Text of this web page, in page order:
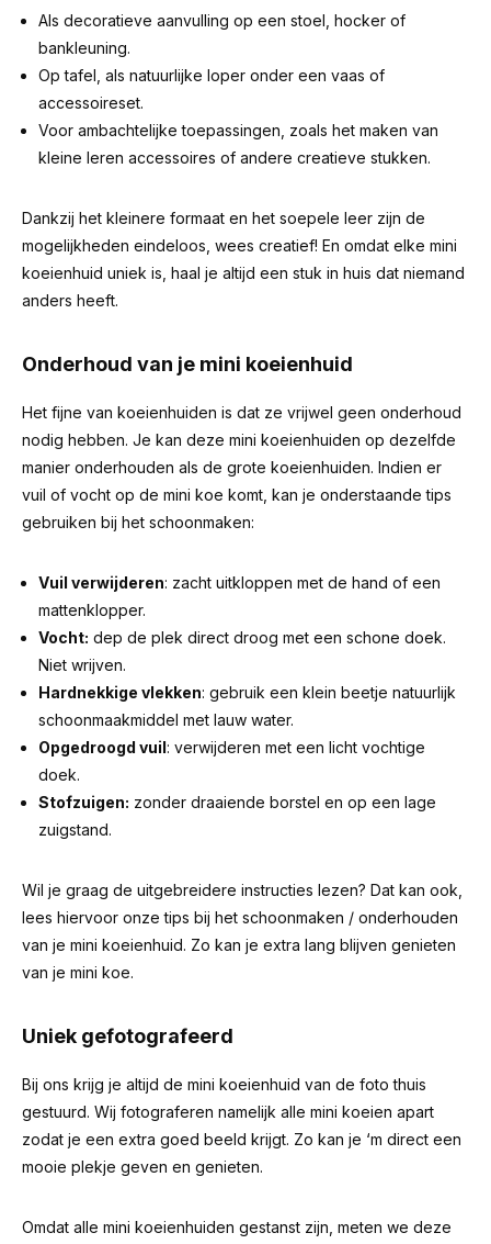
Als decoratieve aanvulling op een stoel, hocker of
bankleuning.
Op tafel, als natuurlijke loper onder een vaas of
accessoireset.
Voor ambachtelijke toepassingen, zoals het maken van
kleine leren accessoires of andere creatieve stukken.
Dankzij het kleinere formaat en het soepele leer zijn de
mogelijkheden eindeloos, wees creatief! En omdat elke mini
koeienhuid uniek is, haal je altijd een stuk in huis dat niemand
anders heeft.
Onderhoud van je mini koeienhuid
Het fijne van koeienhuiden is dat ze vrijwel geen onderhoud
nodig hebben. Je kan deze mini koeienhuiden op dezelfde
manier onderhouden als de grote koeienhuiden. Indien er
vuil of vocht op de mini koe komt, kan je onderstaande tips
gebruiken bij het schoonmaken:
Vuil verwijderen: zacht uitkloppen met de hand of een
mattenklopper.
Vocht: dep de plek direct droog met een schone doek.
Niet wrijven.
Hardnekkige vlekken: gebruik een klein beetje natuurlijk
schoonmaakmiddel met lauw water.
Opgedroogd vuil: verwijderen met een licht vochtige
doek.
Stofzuigen: zonder draaiende borstel en op een lage
zuigstand.
Wil je graag de uitgebreidere instructies lezen? Dat kan ook,
lees hiervoor onze tips bij het schoonmaken / onderhouden
van je mini koeienhuid. Zo kan je extra lang blijven genieten
van je mini koe.
Uniek gefotografeerd
Bij ons krijg je altijd de mini koeienhuid van de foto thuis
gestuurd. Wij fotograferen namelijk alle mini koeien apart
zodat je een extra goed beeld krijgt. Zo kan je ‘m direct een
mooie plekje geven en genieten.
Omdat alle mini koeienhuiden gestanst zijn, meten we deze